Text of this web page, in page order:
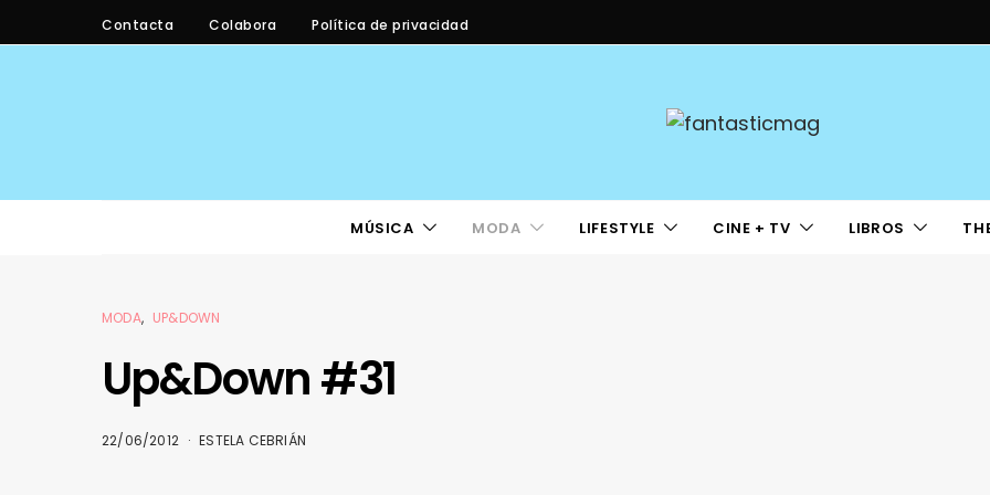
Contacta Colabora Política de privacidad
MÚSICA MODA LIFESTYLE CINE + TV LIBROS
MODA UP&DOWN
Up&Down #31
22/06/2012 ESTELA CEBRIÁN